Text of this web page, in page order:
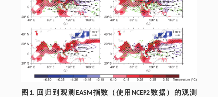
图1. 回归到观测EASM指数（使用NCEP2数据）的观测